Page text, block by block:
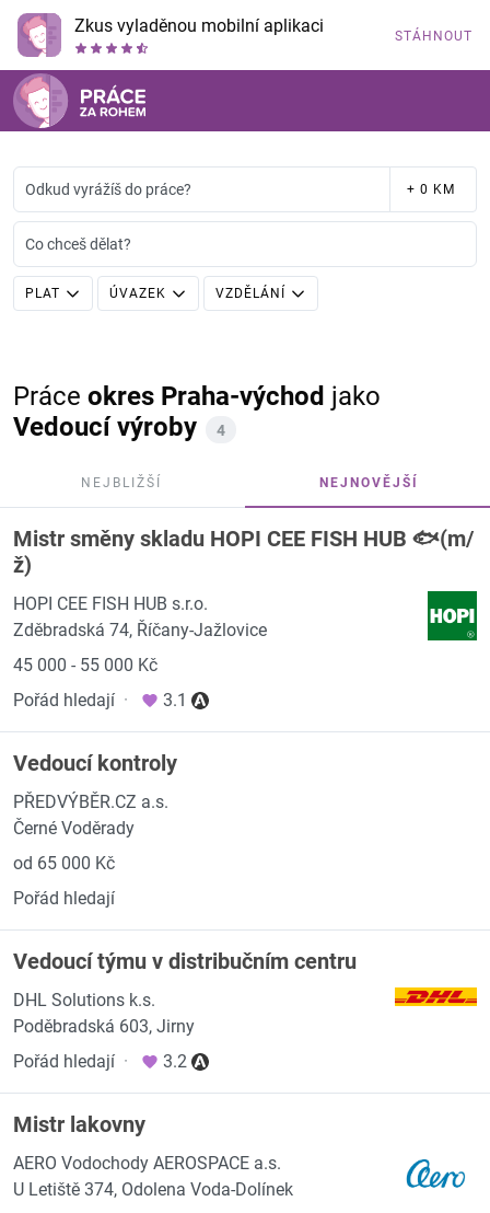
Zkus vyladěnou mobilní aplikaci STÁHNOUT
Odkud vyrážíš do práce? + 0 KM
Co chceš dělat?
PLAT ÚVAZEK VZDĚLÁNÍ
Práce okres Praha-východ jako
Vedoucí výroby
4
NEJBLIŽŠÍ NEJNOVĚJŠÍ
Mistr směny skladu HOPI CEE FISH HUB 🐟(m/
ž)
HOPI CEE FISH HUB s.r.o.
Zděbradská 74, Říčany-Jažlovice
45 000 - 55 000 Kč
Pořád hledají · 3.1
Vedoucí kontroly
PŘEDVÝBĚR.CZ a.s.
Černé Voděrady
od 65 000 Kč
Pořád hledají
Vedoucí týmu v distribučním centru
DHL Solutions k.s.
Poděbradská 603, Jirny
Pořád hledají · 3.2
Mistr lakovny
AERO Vodochody AEROSPACE a.s.
U Letiště 374, Odolena Voda-Dolínek